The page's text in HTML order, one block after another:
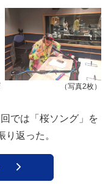
（写真2枚）
では「桜ソング」を
返った。